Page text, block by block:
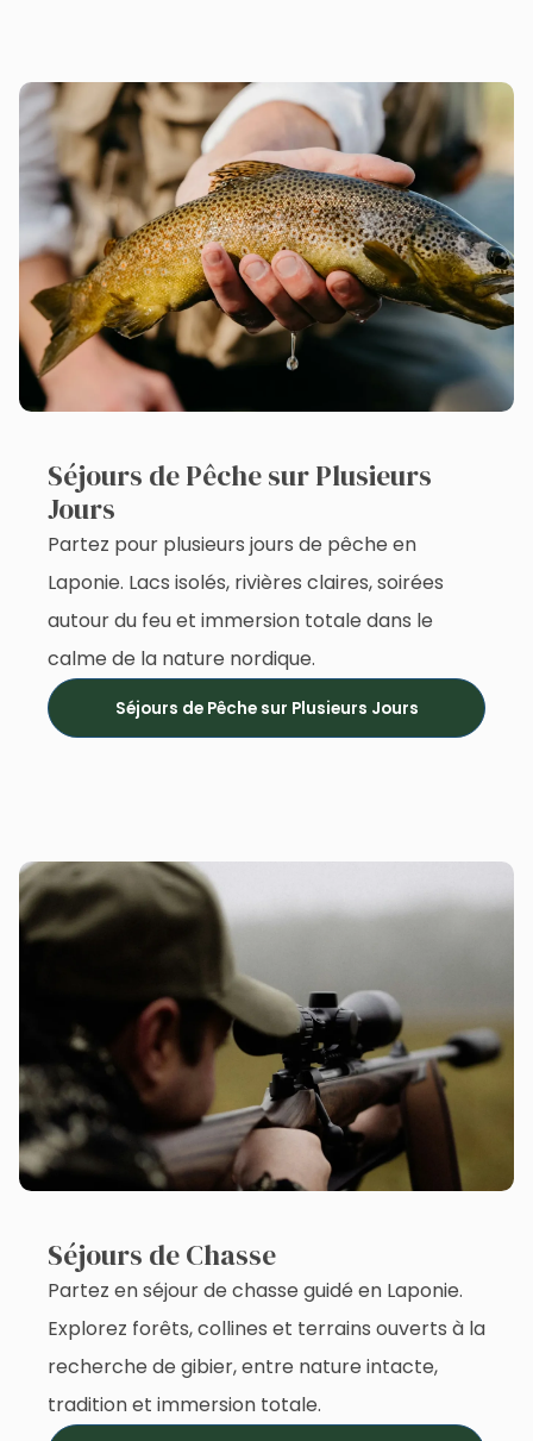
Séjours de Pêche sur Plusieurs
Jours
Partez pour plusieurs jours de pêche en
Laponie. Lacs isolés, rivières claires, soirées
autour du feu et immersion totale dans le
calme de la nature nordique.
Séjours de Pêche sur Plusieurs Jours
Séjours de Chasse
Partez en séjour de chasse guidé en Laponie.
Explorez forêts, collines et terrains ouverts à la
recherche de gibier, entre nature intacte,
tradition et immersion totale.